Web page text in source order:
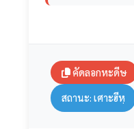
คัดลอกหะดีษ
สถานะ: เศาะฮีหฺ